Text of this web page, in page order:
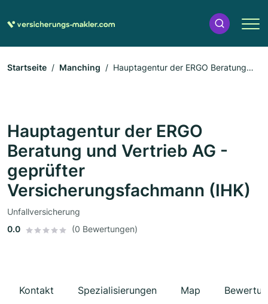
Startseite Manching
Hauptagentur der ERGO Beratung
Hauptagentur der ERGO
Beratung und Vertrieb AG -
geprüfter
Versicherungsfachmann (IHK)
Unfallversicherung
0.0
(0 Bewertungen)
Kontakt Spezialisierungen Map